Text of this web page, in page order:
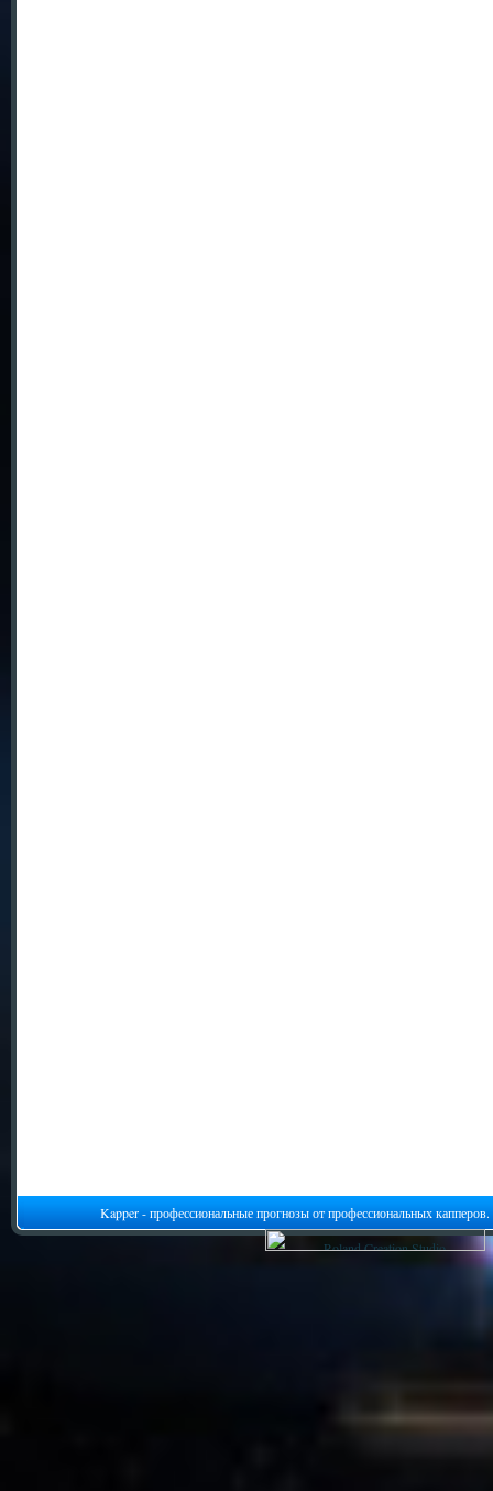
Kapper - профессиональные прогнозы от профессиональных